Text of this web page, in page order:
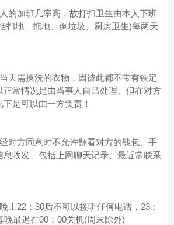
的加班几率高，故打扫卫生由本人下班
扫地、拖地、倒垃圾、厨房卫生)每两天
天需换洗的衣物，因彼此都不带有铁定
正常情况是由当事人自己处理。但在对方
下是可以由一方负责！
对方同意时不允许翻看对方的钱包、手
收发、包括上网聊天记录、最近常联系
上22：30后不可以接听任何电话，23：
晚最迟在00：00关机(周末除外)